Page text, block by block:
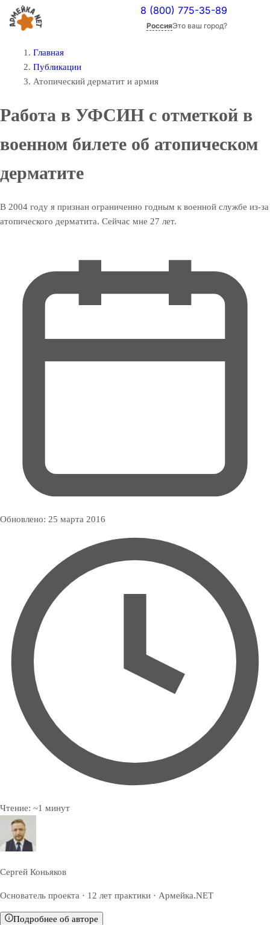
8 (800) 775-35-89
РоссияЭто ваш город?
Главная
Публикации
Атопический дерматит и армия
Работа в УФСИН с отметкой в
военном билете об атопическом
дерматите
В 2004 году я признан ограниченно годным к военной службе из-за
атопического дерматита. Сейчас мне 27 лет.
Обновлено: 25 марта 2016
Чтение: ~1 минут
Сергей Коньяков
Основатель проекта · 12 лет практики · Армейка.NET
Подробнее об авторе